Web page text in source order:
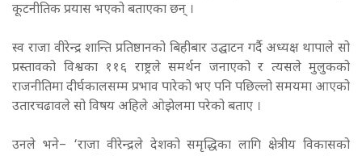
कूटनीतिक प्रयास भएको बताएका छन् ।
स्व राजा वीरेन्द्र शान्ति प्रतिष्ठानको बिहीबार उद्घाटन गर्दै अध्यक्ष थापाले सो
प्रस्तावको विश्वका ११६ राष्ट्रले समर्थन जनाएको र त्यसले मुलुकको
राजनीतिमा दीर्घकालसम्म प्रभाव पारेको भए पनि पछिल्लो समयमा आएको
उतारचढावले सो विषय अहिले ओझेलमा परेको बताए ।
उनले भने– ‘राजा वीरेन्द्रले देशको समृद्धिका लागि क्षेत्रीय विकासको